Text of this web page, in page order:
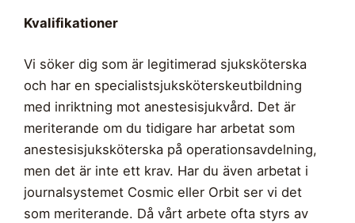
Kvalifikationer
Vi söker dig som är legitimerad sjuksköterska
och har en specialistsjuksköterskeutbildning
med inriktning mot anestesisjukvård. Det är
meriterande om du tidigare har arbetat som
anestesisjuksköterska på operationsavdelning,
men det är inte ett krav. Har du även arbetat i
journalsystemet Cosmic eller Orbit ser vi det
som meriterande. Då vårt arbete ofta styrs av